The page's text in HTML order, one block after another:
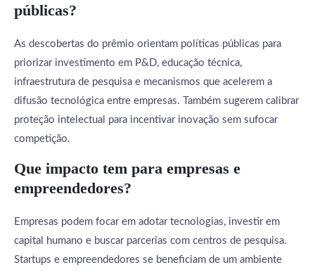
públicas?
As descobertas do prêmio orientam políticas públicas para
priorizar investimento em P&D, educação técnica,
infraestrutura de pesquisa e mecanismos que acelerem a
difusão tecnológica entre empresas. Também sugerem calibrar
proteção intelectual para incentivar inovação sem sufocar
competição.
Que impacto tem para empresas e
empreendedores?
Empresas podem focar em adotar tecnologias, investir em
capital humano e buscar parcerias com centros de pesquisa.
Startups e empreendedores se beneficiam de um ambiente